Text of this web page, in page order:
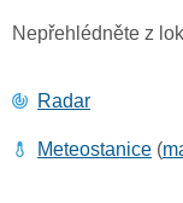
Nepřehlédněte z
Radar
Meteostanice (